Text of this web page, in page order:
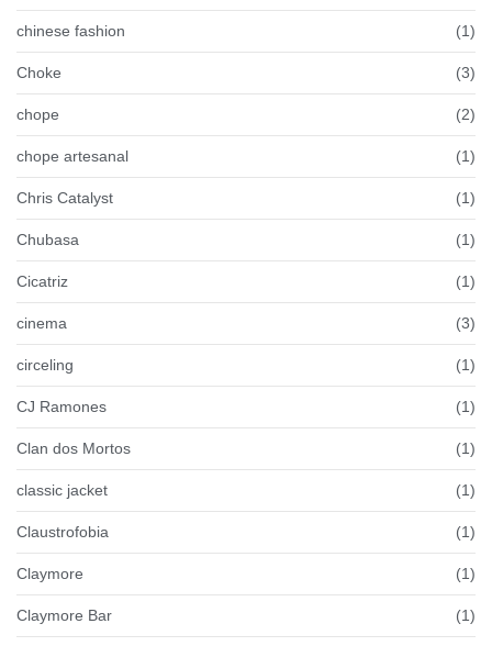
chinese fashion (1)
Choke (3)
chope (2)
chope artesanal (1)
Chris Catalyst (1)
Chubasa (1)
Cicatriz (1)
cinema (3)
circeling (1)
CJ Ramones (1)
Clan dos Mortos (1)
classic jacket (1)
Claustrofobia (1)
Claymore (1)
Claymore Bar (1)